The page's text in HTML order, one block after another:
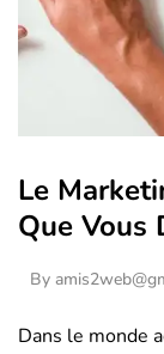
Le
Que Vous
By
Dans le monde